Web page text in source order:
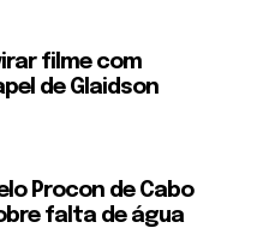
filme com
de Glaidson
Procon de Cabo
falta de água